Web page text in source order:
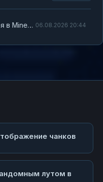
Как сделать кидающие зелья в Minecraft 06.08.2026 20:44
чанков
лутом в